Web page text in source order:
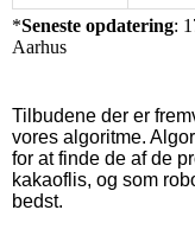
*Seneste opdatering:
Aarhus
Tilbudene der er
vores algoritme.
for at finde de af de
kakaoflis, og som
bedst.